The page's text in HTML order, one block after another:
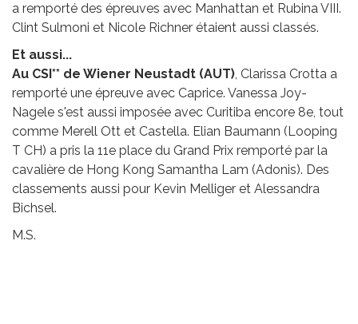
a remporté des épreuves avec Manhattan et Rubina VIII.
Clint Sulmoni et Nicole Richner étaient aussi classés.
Et aussi...
Au CSI** de Wiener Neustadt (AUT), Clarissa Crotta a
remporté une épreuve avec Caprice. Vanessa Joy-
Nagele s'est aussi imposée avec Curitiba encore 8e, tout
comme Merell Ott et Castella. Elian Baumann (Looping
T CH) a pris la 11e place du Grand Prix remporté par la
cavalière de Hong Kong Samantha Lam (Adonis). Des
classements aussi pour Kevin Melliger et Alessandra
Bichsel.
M.S.